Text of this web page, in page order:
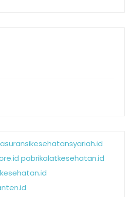
asuransikesehatansyariah.id
pabrikalatkesehatan.id